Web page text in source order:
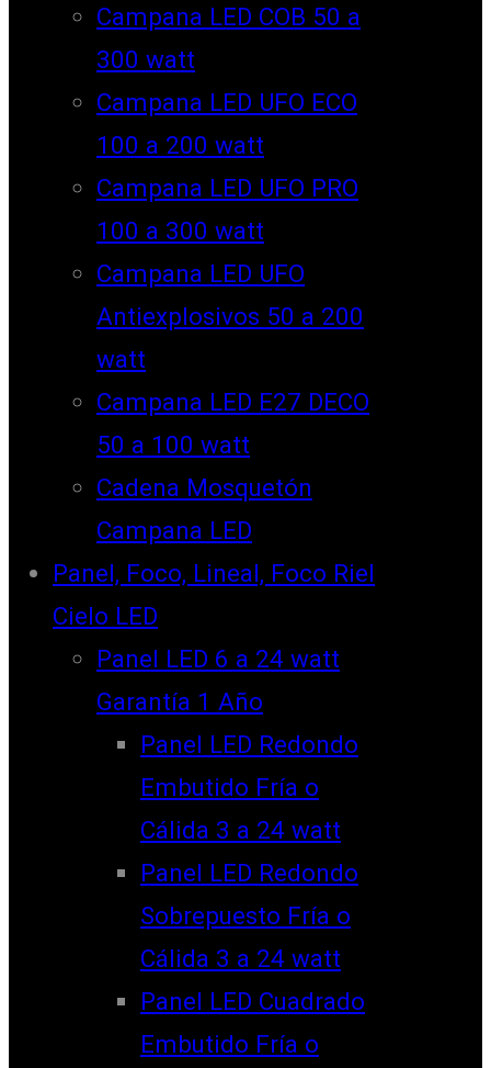
Campana LED COB 50 a
300 watt
Campana LED UFO ECO
100 a 200 watt
Campana LED UFO PRO
100 a 300 watt
Campana LED UFO
Antiexplosivos 50 a 200
watt
Campana LED E27 DECO
50 a 100 watt
Cadena Mosquetón
Campana LED
Panel, Foco, Lineal, Foco Riel
Cielo LED
Panel LED 6 a 24 watt
Garantía 1 Año
Panel LED Redondo
Embutido Fría o
Cálida 3 a 24 watt
Panel LED Redondo
Sobrepuesto Fría o
Cálida 3 a 24 watt
Panel LED Cuadrado
Embutido Fría o